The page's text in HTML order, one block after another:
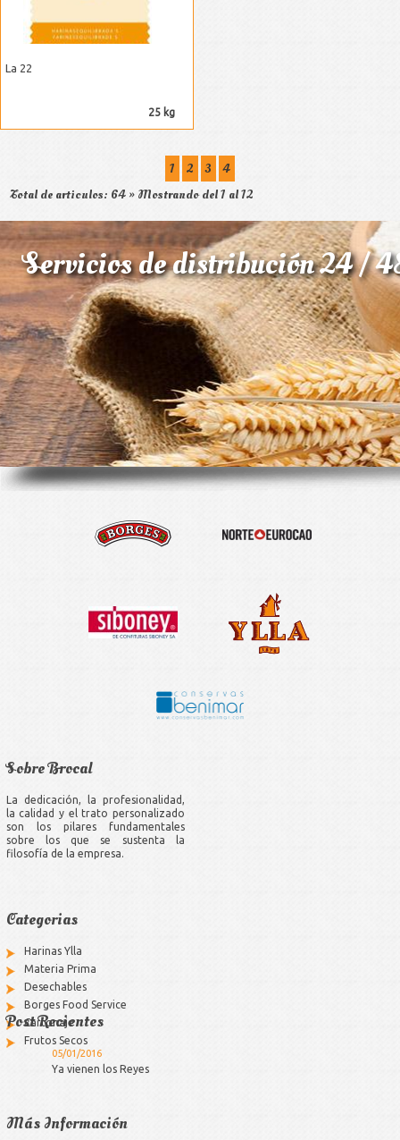
La 22
25 kg
1 2 3
4
Total de articulos: 64 » Mostrando del 1 al 12
Servicios de distribución 24 /
Sobre Brocal
La dedicación, la profesionalidad,
la calidad y el trato personalizado
son los pilares fundamentales
sobre los que se sustenta la
filosofía de la empresa.
Categorias
Harinas Ylla
Materia Prima
Desechables
Borges Food Service
Cartonaje
Frutos Secos
Post Recientes
05/01/2016
Ya vienen los Reyes
Más Información